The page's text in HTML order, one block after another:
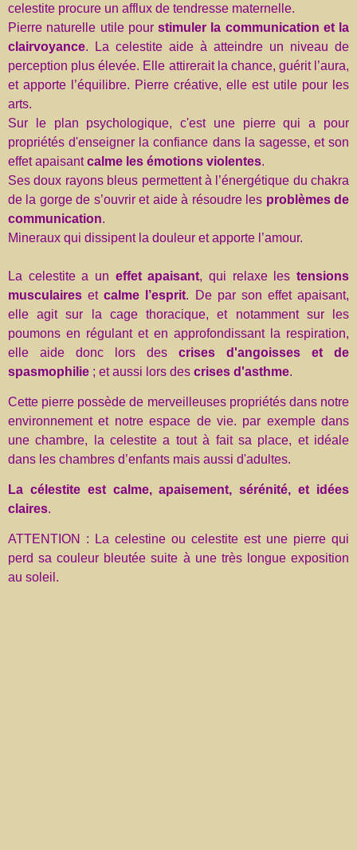
celestite procure un afflux de tendresse maternelle.
Pierre naturelle utile pour stimuler la communication et la
clairvoyance. La celestite aide à atteindre un niveau de
perception plus élevée. Elle attirerait la chance, guérit l’aura,
et apporte l’équilibre. Pierre créative, elle est utile pour les
arts.
Sur le plan psychologique, c'est une pierre qui a pour
propriétés d'enseigner la confiance dans la sagesse, et son
effet apaisantcalme les émotions violentes.
Ses doux rayons bleus permettent à l’énergétique du chakra
de la gorge de s’ouvrir et aide à résoudre les problèmes de
communication.
Mineraux qui dissipent la douleur et apporte l’amour.
La celestite a un effet apaisant, qui relaxe lestensions
musculaires etcalme l’esprit. De par son effet apaisant,
elle agit sur la cage thoracique, et notamment sur les
poumons en régulant et en approfondissant la respiration,
elle aide donc lors des crises d'angoisses et de
spasmophilie ; et aussi lors des crises d'asthme.
Cette pierre possède de merveilleuses propriétés dans notre
environnement et notre espace de vie. par exemple dans
une chambre, la celestite a tout à fait sa place, et idéale
dans les chambres d’enfants mais aussi d'adultes.
La célestite est calme, apaisement, sérénité, et idées
claires.
ATTENTION : La celestine ou celestite est une pierre qui
perd sa couleur bleutée suite à une très longue exposition
au soleil.